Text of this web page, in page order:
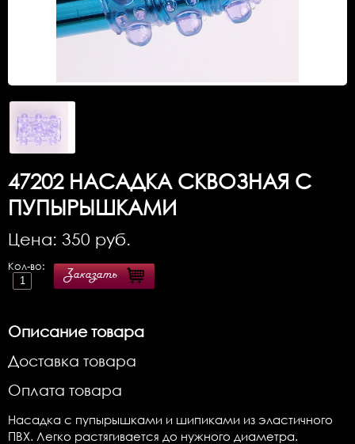
47202НАСАДКА СКВОЗНАЯ С
ПУПЫРЫШКАМИ
Цена: 350 руб.
Кол-во:
Заказать
Описание товара
Доставка товара
Оплата товара
Насадка с пупырышками и шипиками из эластичного
ПВХ. Легко растягивается до нужного диаметра.